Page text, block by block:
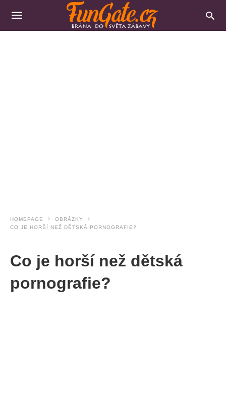
HOMEPAGE
OBRÁZKY
CO JE HORŠÍ NEŽ DĚTSKÁ PORNOGRAFIE?
Co je horší než dětská
pornografie?